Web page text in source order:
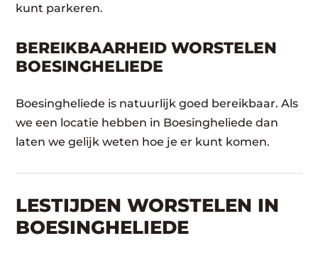
kunt parkeren.
BEREIKBAARHEID WORSTELEN
BOESINGHELIEDE
Boesingheliede is natuurlijk goed bereikbaar. Als
we een locatie hebben in Boesingheliede dan
laten we gelijk weten hoe je er kunt komen.
LESTIJDEN WORSTELEN IN
BOESINGHELIEDE